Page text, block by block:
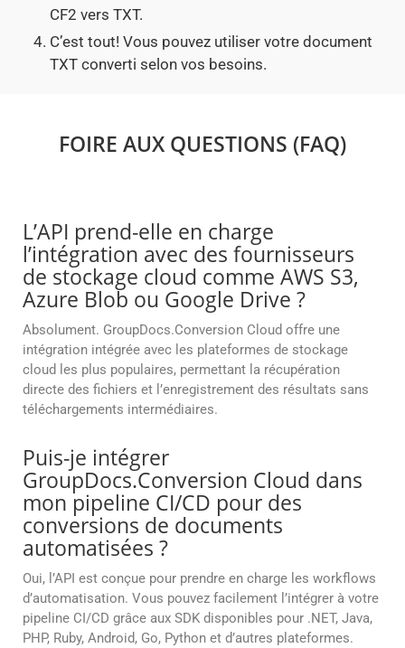
CF2 vers TXT.
C’est tout! Vous pouvez utiliser votre document
TXT converti selon vos besoins.
FOIRE AUX QUESTIONS (FAQ)
L’API prend-elle en charge
l’intégration avec des fournisseurs
de stockage cloud comme AWS S3,
Azure Blob ou Google Drive ?
Absolument. GroupDocs.Conversion Cloud offre une
intégration intégrée avec les plateformes de stockage
cloud les plus populaires, permettant la récupération
directe des fichiers et l’enregistrement des résultats sans
téléchargements intermédiaires.
Puis-je intégrer
GroupDocs.Conversion Cloud dans
mon pipeline CI/CD pour des
conversions de documents
automatisées ?
Oui, l’API est conçue pour prendre en charge les workflows
d’automatisation. Vous pouvez facilement l’intégrer à votre
pipeline CI/CD grâce aux SDK disponibles pour .NET, Java,
PHP, Ruby, Android, Go, Python et d’autres plateformes.